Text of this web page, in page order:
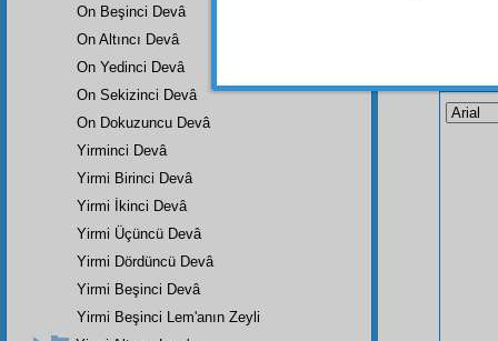
On Beşinci Devâ
On Altıncı Devâ
On Yedinci Devâ
On Sekizinci Devâ
On Dokuzuncu Devâ
Yirminci Devâ
Yirmi Birinci Devâ
Yirmi İkinci Devâ
Yirmi Üçüncü Devâ
Yirmi Dördüncü Devâ
Yirmi Beşinci Devâ
Yirmi Beşinci Lem'anın Zeyli